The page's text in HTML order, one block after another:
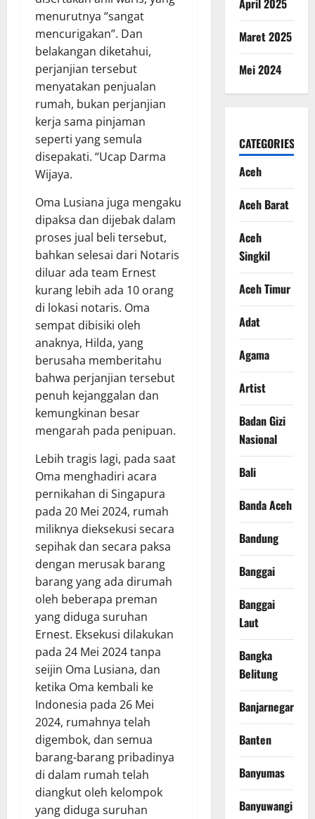
menurutnya “sangat
mencurigakan”. Dan
belakangan diketahui,
perjanjian tersebut
menyatakan penjualan
rumah, bukan perjanjian
kerja sama pinjaman
seperti yang semula
disepakati. “Ucap Darma
Wijaya.
Oma Lusiana juga mengaku
dipaksa dan dijebak dalam
proses jual beli tersebut,
bahkan selesai dari Notaris
diluar ada team Ernest
kurang lebih ada 10 orang
di lokasi notaris. Oma
sempat dibisiki oleh
anaknya, Hilda, yang
berusaha memberitahu
bahwa perjanjian tersebut
penuh kejanggalan dan
kemungkinan besar
mengarah pada penipuan.
Lebih tragis lagi, pada saat
Oma menghadiri acara
pernikahan di Singapura
pada 20 Mei 2024, rumah
miliknya dieksekusi secara
sepihak dan secara paksa
dengan merusak barang
barang yang ada dirumah
oleh beberapa preman
yang diduga suruhan
Ernest. Eksekusi dilakukan
pada 24 Mei 2024 tanpa
seijin Oma Lusiana, dan
ketika Oma kembali ke
Indonesia pada 26 Mei
2024, rumahnya telah
digembok, dan semua
barang-barang pribadinya
di dalam rumah telah
diangkut oleh kelompok
yang diduga suruhan
April 2025
Maret 2025
Mei 2024
CATEGORIES
Aceh
Aceh Barat
Aceh
Singkil
Aceh Timur
Adat
Agama
Artist
Badan Gizi
Nasional
Bali
Banda Aceh
Bandung
Banggai
Banggai
Laut
Bangka
Belitung
Banjarnegara
Banten
Banyumas
Banyuwangi